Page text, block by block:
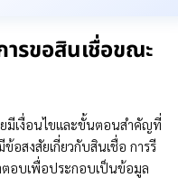
รขอสินเชื่อขณะ
มีเงื่อนไขและขั้นตอนสำคัญที่
อสงสัยเกี่ยวกับสินเชื่อ การรี
อบเพื่อประกอบเป็นข้อมูล